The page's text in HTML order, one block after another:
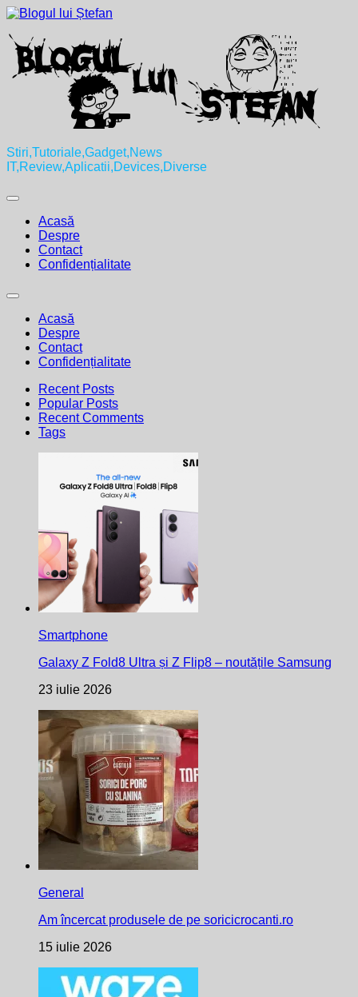
Skip
content
Stiri,Tutoriale,Gadget,News
IT,Review,Aplicatii,Devices,Diverse
Expand
Acasă
Despre
Contact
Confidențialitate
Expand
Acasă
Despre
Contact
Confidențialitate
Recent Posts
Popular Posts
Recent Comments
Tags
Smartphone
Galaxy Z Fold8 Ultra și Z Flip8 – noutățile Samsung
23 iulie 2026
General
Am încercat produsele de pe soricicrocanti.ro
15 iulie 2026